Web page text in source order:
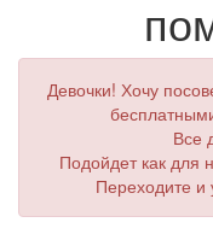
Девочки! Хочу
Все
Подойдет как для
Переходите и